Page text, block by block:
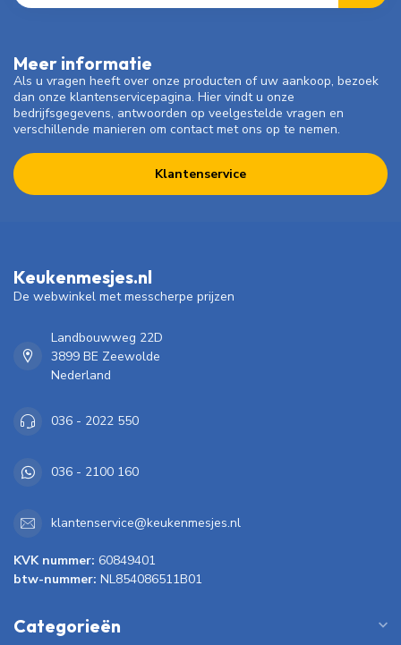
Meer informatie
Als u vragen heeft over onze producten of uw aankoop, bezoek
dan onze klantenservicepagina. Hier vindt u onze
bedrijfsgegevens, antwoorden op veelgestelde vragen en
verschillende manieren om contact met ons op te nemen.
Klantenservice
Keukenmesjes.nl
De webwinkel met messcherpe prijzen
Landbouwweg 22D
3899 BE Zeewolde
Nederland
036 - 2022 550
036 - 2100 160
klantenservice@keukenmesjes.nl
KVK nummer: 60849401
btw-nummer: NL854086511B01
Categorieën